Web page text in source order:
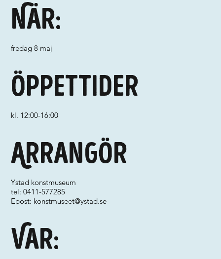
När:
fredag 8 maj
Var:
Arrangör
Ystad konstmuseum
tel: 0411-577285
Epost: konstmuseet@ystad.se
Öppettider
kl. 12:00-16:00